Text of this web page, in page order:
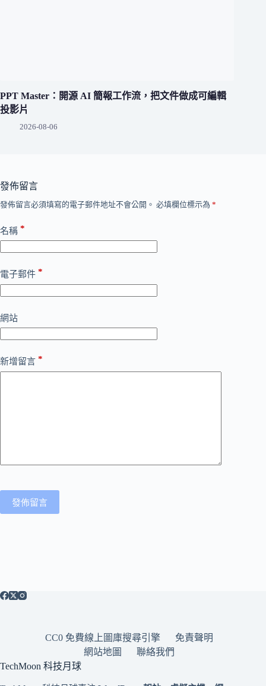
PPT Master：開源 AI 簡報工作流，把文件做成可編輯
投影片
2026-08-06
發佈留言
發佈留言必須填寫的電子郵件地址不會公開。 必填欄位標示為 *
名稱 *
電子郵件 *
網站
新增留言 *
發佈留言
CC0 免費線上圖庫搜尋引擎
免責聲明
網站地圖
聯絡我們
TechMoon 科技月球